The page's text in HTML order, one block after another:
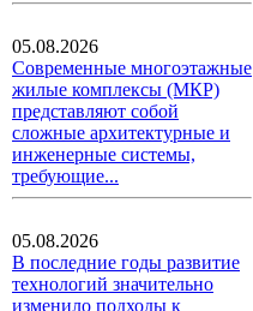
05.08.2026
Современные многоэтажные
жилые комплексы (МКР)
представляют собой
сложные архитектурные и
инженерные системы,
требующие...
05.08.2026
В последние годы развитие
технологий значительно
изменило подходы к